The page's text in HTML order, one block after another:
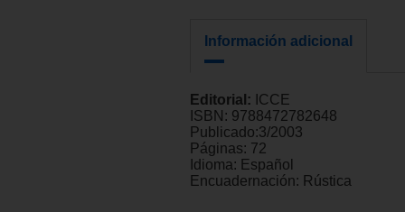
Información adicional
Editorial: ICCE
ISBN: 9788472782648
Publicado:3/2003
Páginas: 72
Idioma: Español
Encuadernación: Rústica